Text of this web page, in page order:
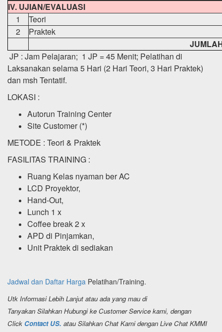
IV. UJIAN/EVALUASI
1
Teori
2
Praktek
JP : Jam Pelajaran; 1 JP = 45 Menit; Pelatihan di
Laksanakan selama 5 Hari (2 Hari Teori, 3 Hari Praktek)
dan msh Tentatif.
LOKASI :
Autorun Training Center
Site Customer (*)
METODE : Teori & Praktek
FASILITAS TRAINING :
Ruang Kelas nyaman ber AC
LCD Proyektor,
Hand-Out,
Lunch 1 x
Coffee break 2 x
APD di Pinjamkan,
Unit Praktek di sediakan
Jadwal dan Daftar Harga Pelatihan/Training.
Utk Informasi Lebih Lanjut atau ada yang mau di
Tanyakan Silahkan Hubungi ke Customer Service kami, dengan
Click Contact US. atau Silahkan Chat Kami dengan Live Chat KMMI